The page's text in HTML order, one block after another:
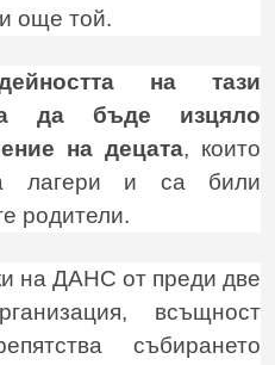
още той.
на тази
да бъде изцяло
на децата, които
лагери и са били
родители.
на ДАНС от преди две
всъщност
събирането